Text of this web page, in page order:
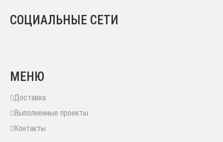
СОЦИАЛЬНЫЕ СЕТИ
МЕНЮ
Доставка
Выполненные проекты
Контакты